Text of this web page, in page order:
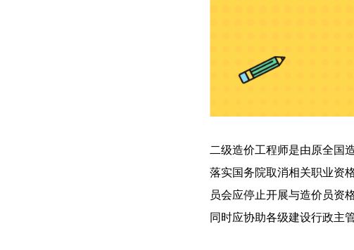
二级造价工程师是由原全国
落实国务院取消相关职业资
员会应停止开展与造价员资
同时应协助各级建设行政主